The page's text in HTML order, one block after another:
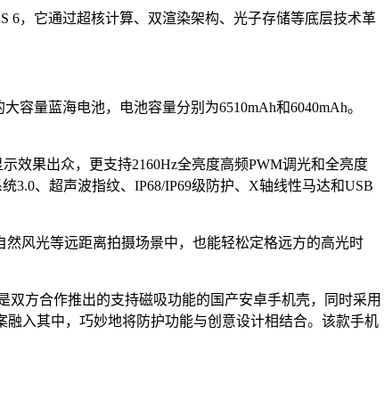
6，它通过超核计算、双渲染架构、光子存储等底层技术革
容量蓝海电池，电池容量分别为6510mAh和6040mAh。
效果出众，更支持2160Hz全亮度高频PWM调光和全亮度
3.0、超声波指纹、IP68/IP69级防护、X轴线性马达和USB
风光等远距离拍摄场景中，也能轻松定格远方的高光时
方合作推出的支持磁吸功能的国产安卓手机壳，同时采用
入其中，巧妙地将防护功能与创意设计相结合。该款手机